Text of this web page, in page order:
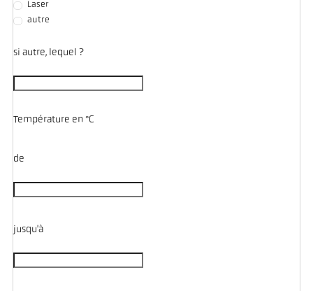
Laser
autre
si autre, lequel ?
Température en °C
de
jusqu'à